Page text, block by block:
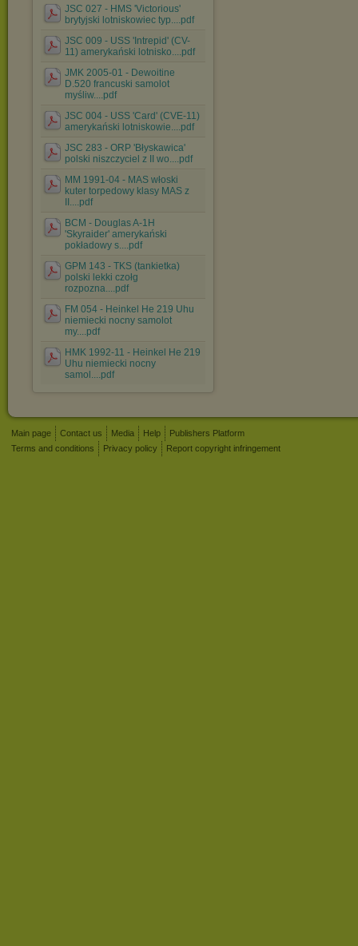
JSC 027 - HMS 'Victorious'
brytyjski lotniskowiec typ....pdf
JSC 009 - USS 'Intrepid' (CV-
11) amerykański lotnisko....pdf
JMK 2005-01 - Dewoitine
D.520 francuski samolot
myśliw....pdf
JSC 004 - USS 'Card' (CVE-11)
amerykański lotniskowie....pdf
JSC 283 - ORP 'Błyskawica'
polski niszczyciel z II wo....pdf
MM 1991-04 - MAS włoski
kuter torpedowy klasy MAS z
II....pdf
BCM - Douglas A-1H
'Skyraider' amerykański
pokładowy s....pdf
GPM 143 - TKS (tankietka)
polski lekki czołg
rozpozna....pdf
FM 054 - Heinkel He 219 Uhu
niemiecki nocny samolot
my....pdf
HMK 1992-11 - Heinkel He 219
Uhu niemiecki nocny
samol....pdf
Main page Contact us Media Help
Publishers Platform
Terms and conditions
Privacy policy Report copyright infringement